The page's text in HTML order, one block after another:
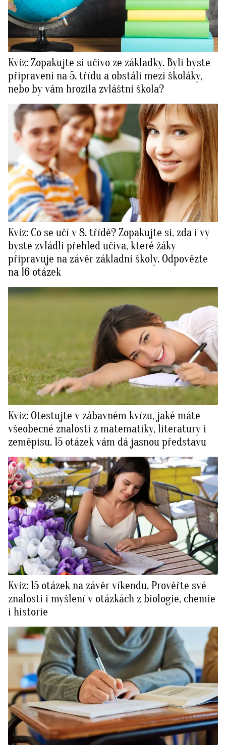
Kvíz: Zopakujte si učivo ze základky. Byli byste
připraveni na 5. třídu a obstáli mezi školáky,
nebo by vám hrozila zvláštní škola?
Kvíz: Co se učí v 8. třídě? Zopakujte si, zda i vy
byste zvládli přehled učiva, které žáky
připravuje na závěr základní školy. Odpovězte
na 16 otázek
Kvíz: Otestujte v zábavném kvízu, jaké máte
všeobecné znalosti z matematiky, literatury i
zeměpisu. 15 otázek vám dá jasnou představu
Kvíz: 15 otázek na závěr víkendu. Prověřte své
znalosti i myšlení v otázkách z biologie, chemie
i historie